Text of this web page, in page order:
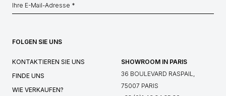
FOLGEN SIE UNS
KONTAKTIEREN SIE UNS
FINDE UNS
WIE VERKAUFEN?
SHOWROOM IN PARIS
36 BOULEVARD RASPAIL,
75007 PARIS